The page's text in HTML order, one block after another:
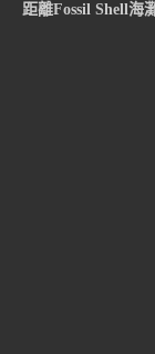
距離Fossil Shell海